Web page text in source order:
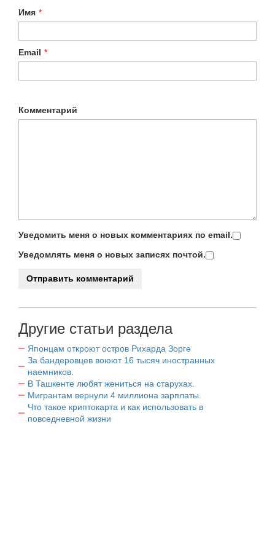
Имя *
Email *
Комментарий
Уведомить меня о новых комментариях по email.
Уведомлять меня о новых записях почтой.
Другие статьи раздела
Японцам откроют остров Рихарда Зорге
За бандеровцев воюют 16 тысяч иностранных
наемников.
В Ташкенте любят жениться на старухах.
Мигрантам вернули 4 миллиона зарплаты.
Что такое криптокарта и как использовать в
повседневной жизни